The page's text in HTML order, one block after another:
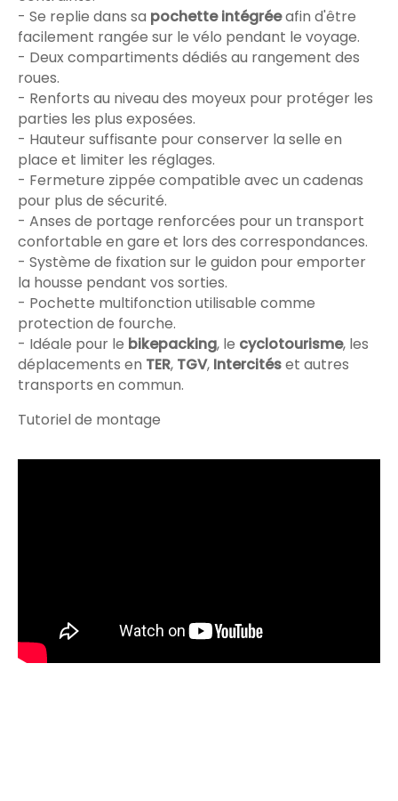
- Se replie dans sa pochette intégréeafin d'être
facilement rangée sur le vélo pendant le voyage.
- Deux compartiments dédiés au rangement des
roues.
- Renforts au niveau des moyeux pour protéger les
parties les plus exposées.
- Hauteur suffisante pour conserver la selle en
place et limiter les réglages.
- Fermeture zippée compatible avec un cadenas
pour plus de sécurité.
- Anses de portage renforcées pour un transport
confortable en gare et lors des correspondances.
- Système de fixation sur le guidon pour emporter
la housse pendant vos sorties.
- Pochette multifonction utilisable comme
protection de fourche.
- Idéale pour le bikepacking, le cyclotourisme, les
déplacements en TER, TGV, Intercitéset autres
transports en commun.
Tutoriel de montage